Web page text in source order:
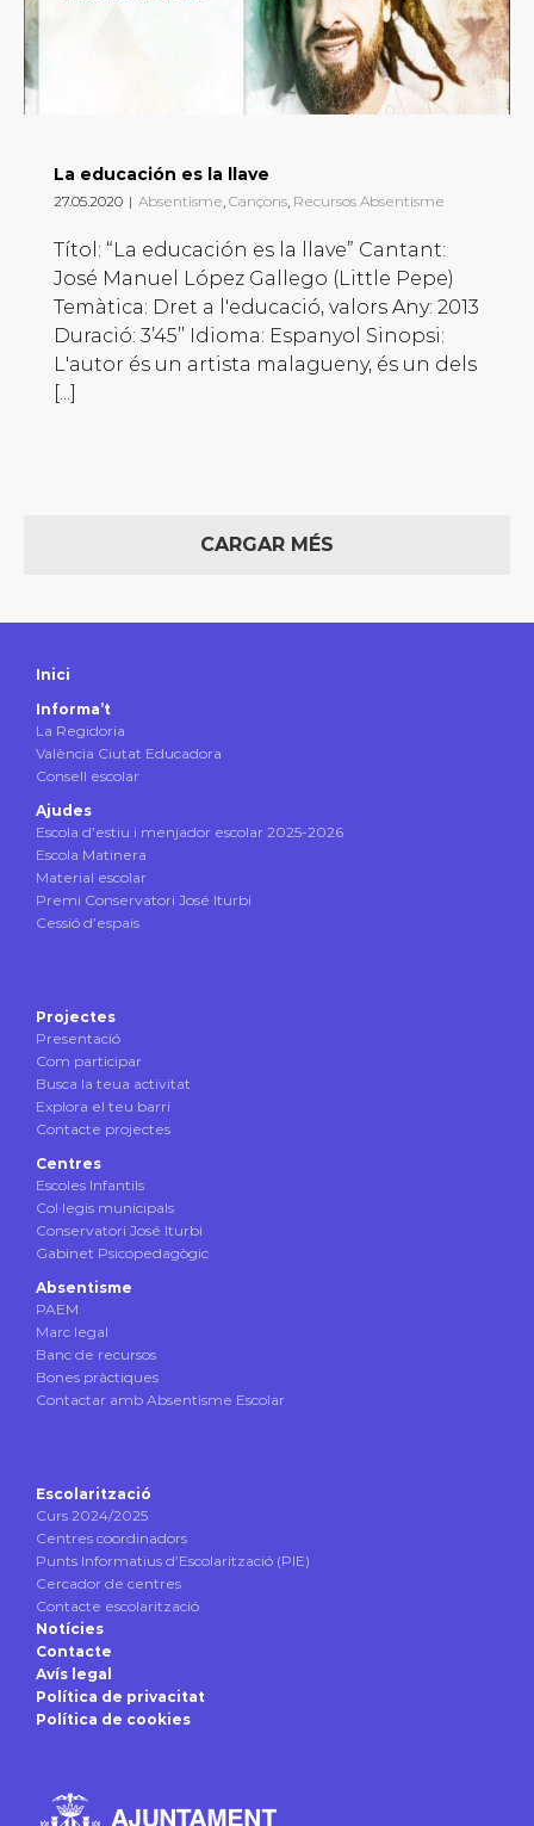
La educación es la llave
27.05.2020 | Absentisme, Cançons, Recursos Absentisme
Títol: “La educación es la llave” Cantant:
José Manuel López Gallego (Little Pepe)
Temàtica: Dret a l'educació, valors Any: 2013
Duració: 3’45’’ Idioma: Espanyol Sinopsi:
L'autor és un artista malagueny, és un dels
[...]
CARGAR MÉS
Inici
Informa’t
La Regidoria
València Ciutat Educadora
Consell escolar
Ajudes
Escola d’estiu i menjador escolar 2025-2026
Escola Matinera
Material escolar
Premi Conservatori José Iturbi
Cessió d’espais
Projectes
Presentació
Com participar
Busca la teua activitat
Explora el teu barri
Contacte projectes
Centres
Escoles Infantils
Col·legis municipals
Conservatori José Iturbi
Gabinet Psicopedagògic
Absentisme
PAEM
Marc legal
Banc de recursos
Bones pràctiques
Contactar amb Absentisme Escolar
Escolarització
Curs 2024/2025
Centres coordinadors
Punts Informatius d’Escolarització (PIE)
Cercador de centres
Contacte escolarització
Notícies
Contacte
Avís legal
Política de privacitat
Política de cookies